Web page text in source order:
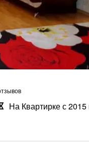
На Квартирке с 2015